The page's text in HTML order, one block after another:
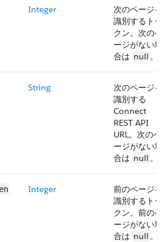
Integer
次のページを
識別するトー
クン。次のペ
ージがない場
合は null 。
String
次のページを
識別する
Connect
REST API
URL。次のペ
ージがない場
合は null 。
Integer
前のページを
識別するトー
クン。前のペ
ージがない場
合は null 。